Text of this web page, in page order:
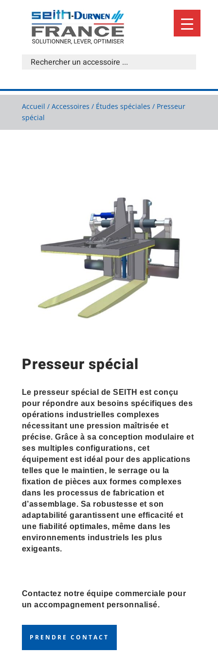
Accueil / Accessoires / Études spéciales / Presseur
spécial
Presseur spécial
Le presseur spécial de SEITH est conçu
pour répondre aux besoins spécifiques des
opérations industrielles complexes
nécessitant une pression maîtrisée et
précise. Grâce à sa conception modulaire et
ses multiples configurations, cet
équipement est idéal pour des applications
telles que le maintien, le serrage ou la
fixation de pièces aux formes complexes
dans les processus de fabrication et
d’assemblage. Sa robustesse et son
adaptabilité garantissent une efficacité et
une fiabilité optimales, même dans les
environnements industriels les plus
exigeants.
Contactez notre équipe commerciale pour
un accompagnement personnalisé.
PRENDRE CONTACT